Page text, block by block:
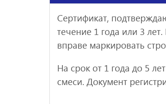
Сертификат,
течение 1 года или 3
вправе маркировать
На срок от 1 года до 5
смеси. Документ